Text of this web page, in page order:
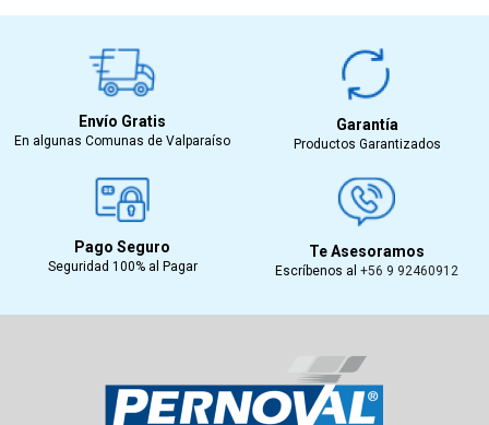
Envío Gratis
En algunas Comunas de Valparaíso
Garantía
Productos Garantizados
Pago Seguro
Seguridad 100% al Pagar
Te Asesoramos
Escríbenos al +56 9 92460912